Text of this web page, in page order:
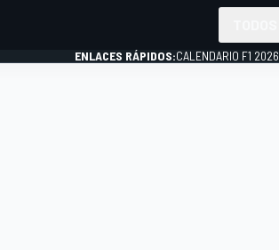
ENLACES RÁPIDOS:CALENDARIO F1 2026